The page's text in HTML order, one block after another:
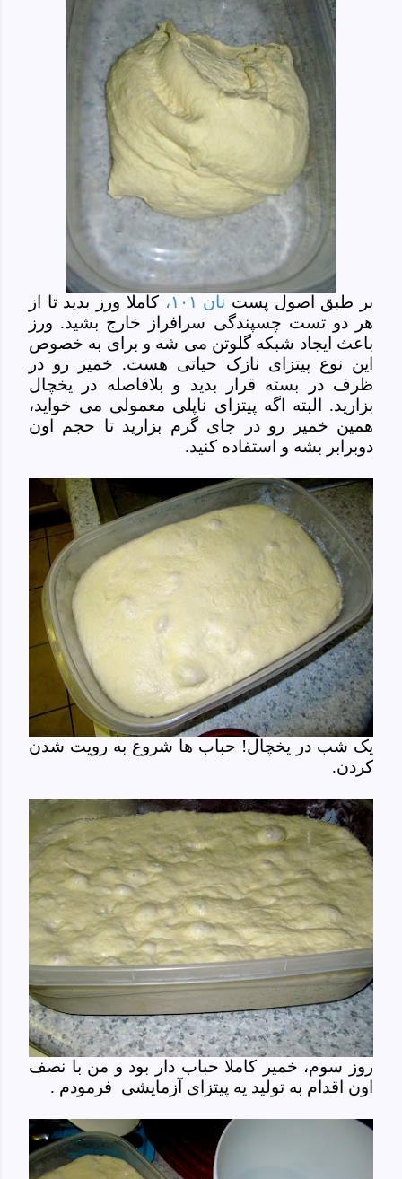
بر طبق اصول پست نان ۱۰۱،
کاملا ورز بدید تا از
هر دو تست چسپندگی سرافراز خارج بشید. ورز
باعث ایجاد شبکه گلوتن می شه و برای به خصوص
این نوع پیتزای نازک حیاتی هست. خمیر رو در
ظرف در بسته قرار بدید و بلافاصله در یخچال
بزارید. البته اگه پیتزای ناپلی معمولی می خواید،
همین خمیر رو در جای گرم بزارید تا حجم اون
دوبرابر بشه و استفاده کنید.
یک شب در یخچال! حباب ها شروع به رویت شدن
کردن.
روز سوم، خمیر کاملا حباب دار بود و من با نصف
اون اقدام به تولید یه پیتزای آزمایشی فرمودم .